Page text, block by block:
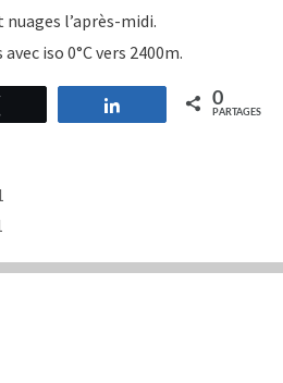
l’après-midi.
iso 0°C vers 2400m.
Partagez 0
PARTAGES